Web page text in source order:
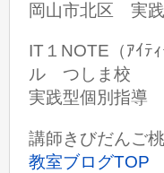
岡山市北区 実
IT１NOTE（ｱｲﾃ
ル つしま校
実践型個別指導
講師きびだんご
教室ブログTOP